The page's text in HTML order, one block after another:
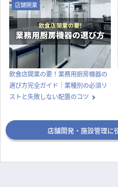
店舗デザイン
実際にあった失敗事例に学ぶ、後悔
しない飲食店の店舗デザイン